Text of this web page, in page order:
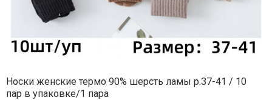
Носки женские термо 90% шерсть ламы р.37-41 / 10
пар в упаковке/1 пара